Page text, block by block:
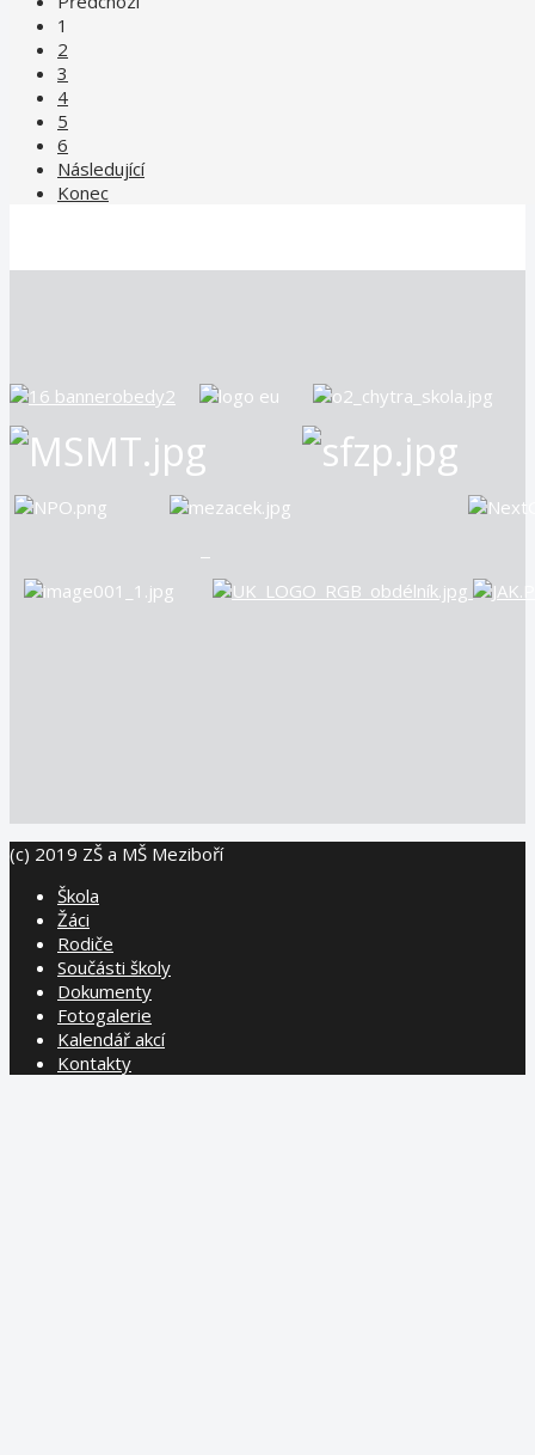
1
2
3
4
5
6
Následující
Konec
(c) 2019 ZŠ a MŠ Meziboří
Škola
Žáci
Rodiče
Součásti školy
Dokumenty
Fotogalerie
Kalendář akcí
Kontakty